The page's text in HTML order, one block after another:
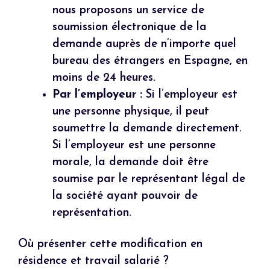
nous proposons un service de
soumission électronique de la
demande auprès de n’importe quel
bureau des étrangers en Espagne, en
moins de 24 heures.
Par l’employeur : Si l’employeur est
une personne physique, il peut
soumettre la demande directement.
Si l’employeur est une personne
morale, la demande doit être
soumise par le représentant légal de
la société ayant pouvoir de
représentation.
Où présenter cette modification en
résidence et travail salarié ?